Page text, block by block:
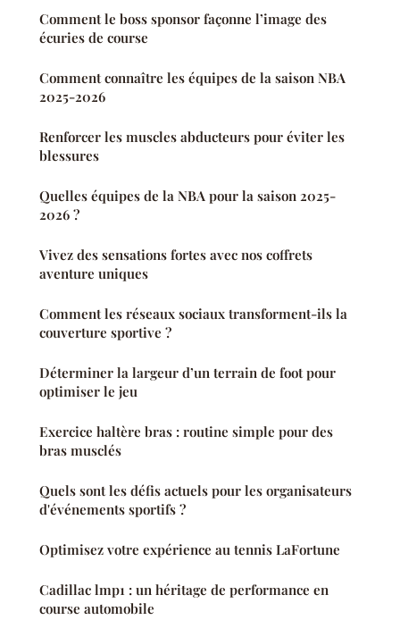
Comment le boss sponsor façonne l’image des
écuries de course
Comment connaître les équipes de la saison NBA
2025-2026
Renforcer les muscles abducteurs pour éviter les
blessures
Quelles équipes de la NBA pour la saison 2025-
2026 ?
Vivez des sensations fortes avec nos coffrets
aventure uniques
Comment les réseaux sociaux transforment-ils la
couverture sportive ?
Déterminer la largeur d’un terrain de foot pour
optimiser le jeu
Exercice haltère bras : routine simple pour des
bras musclés
Quels sont les défis actuels pour les organisateurs
d'événements sportifs ?
Optimisez votre expérience au tennis LaFortune
Cadillac lmp1 : un héritage de performance en
course automobile